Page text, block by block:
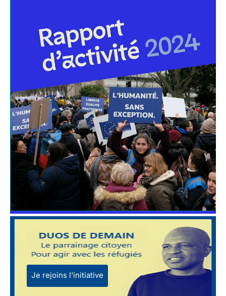
Je rejoins l'initiative